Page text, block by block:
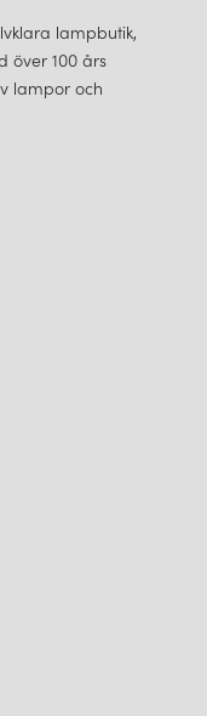
lampbutik,
över 100 års
lampor och